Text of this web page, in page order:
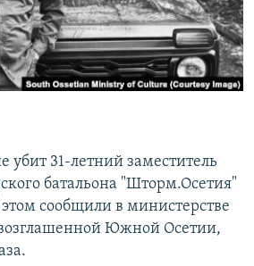
убит 31-летний заместитель
батальона "Шторм.Осетия"
сообщили в министерстве
Южной Осетии,